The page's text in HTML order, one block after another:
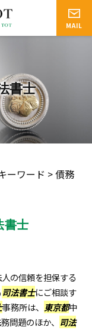
書士
ーワード >債務
書士
の信頼を担保する
司法書士にご相談す
事務所は、 東京都中
問題のほか、 司法